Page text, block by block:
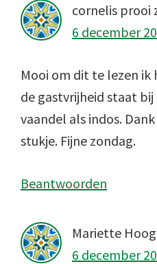
cornelis prooi
6 december
Mooi om dit te lezen ik
de gastvrijheid staat
vaandel als indos.
stukje. Fijne zondag.
Beantwoorden
Mariette
6 december